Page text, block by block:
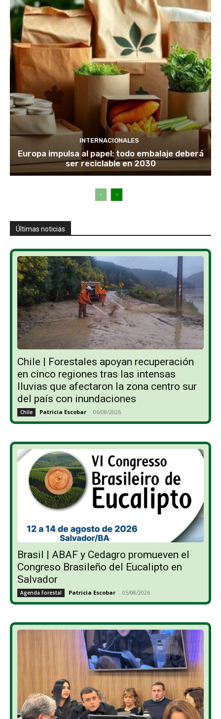
INTERNACIONALES
Europa impulsa al papel: todo embalaje deberá
ser reciclable en 2030
Últimas noticias
Chile | Forestales apoyan recuperación
en cinco regiones tras las intensas
lluvias que afectaron la zona centro sur
del país con inundaciones
Chile Patricia Escobar - 06/08/2026
Brasil | ABAF y Cedagro promueven el
Congreso Brasileño del Eucalipto en
Salvador
Agenda Forestal Patricia Escobar - 05/08/2026